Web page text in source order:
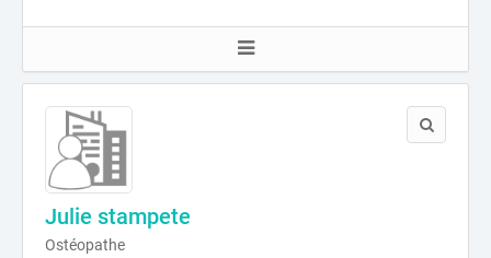
Julie stampete
Ostéopathe